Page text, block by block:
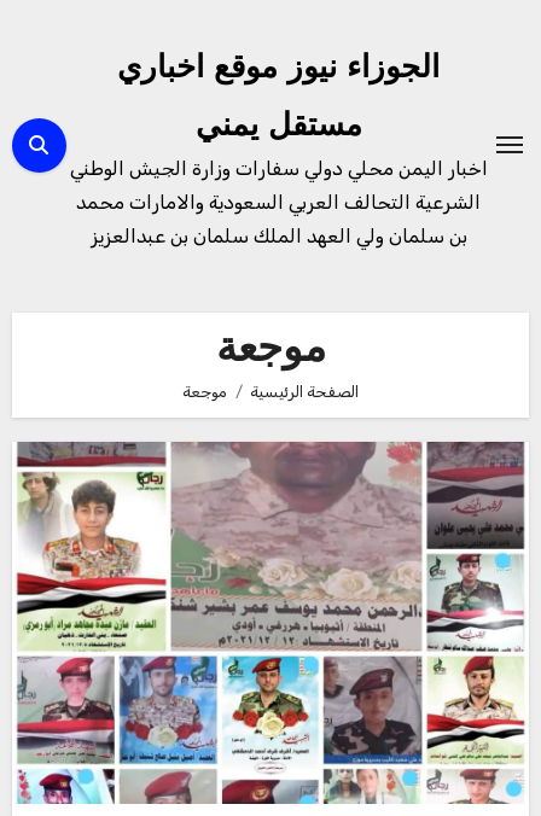
الجوزاء نيوز موقع اخباري
مستقل يمني
اخبار اليمن محلي دولي سفارات وزارة الجيش الوطني
الشرعية التحالف العربي السعودية والامارات محمد
بن سلمان ولي العهد الملك سلمان بن عبدالعزيز
موجعة
الصفحة الرئيسية موجعة